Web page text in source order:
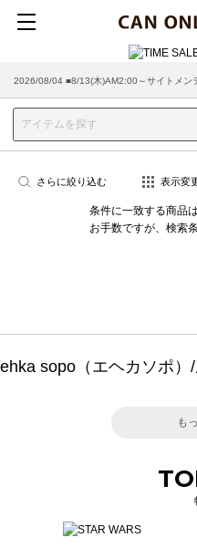
2026/08/04 ■8/13(木)AM2:00～サイトメン
さらに絞り込む 表示変
条件に一致する商品
お手数ですが、検索
ehka sopo（エヘカソポ）
も